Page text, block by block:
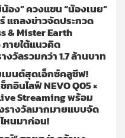
อง” ควงแขน “น้องเนย”
แถลงข่าวจัดประกวด
& Mister Earth
ายใต้แนวคิด
งวัลรวมกว่า 1.7 ล้านบาท
เมนต์สุดเอ็กซ์คลูซีฟ!
อินไลฟ์ NEVO Q05 ×
Streaming พร้อม
รางวัลมากมายแบบจัด
หนมาก่อน!